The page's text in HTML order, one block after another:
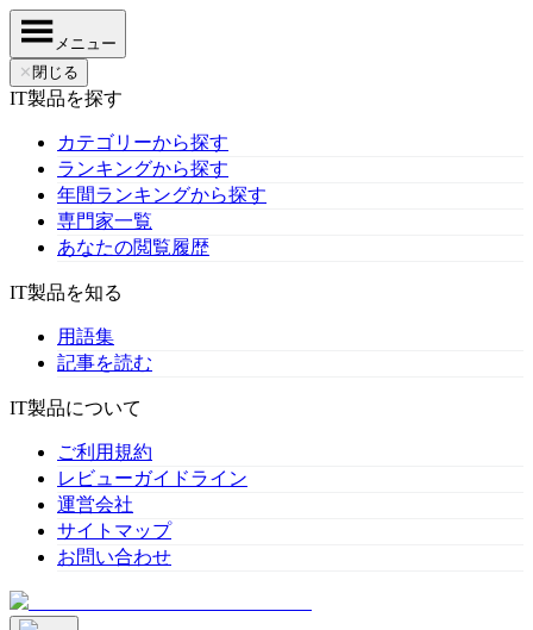
メニュー
✕ 閉じる
IT製品を探す
カテゴリーから探す
ランキングから探す
年間ランキングから探す
専門家一覧
あなたの閲覧履歴
IT製品を知る
用語集
記事を読む
IT製品について
ご利用規約
レビューガイドライン
運営会社
サイトマップ
お問い合わせ